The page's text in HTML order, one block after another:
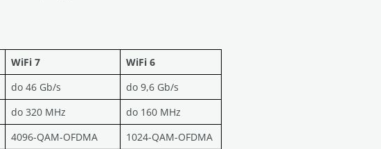
WiFi 7
WiFi 6
do 46 Gb/s
do 9,6 Gb/s
do 320 MHz
do 160 MHz
4096-QAM-OFDMA
1024-QAM-OFDMA